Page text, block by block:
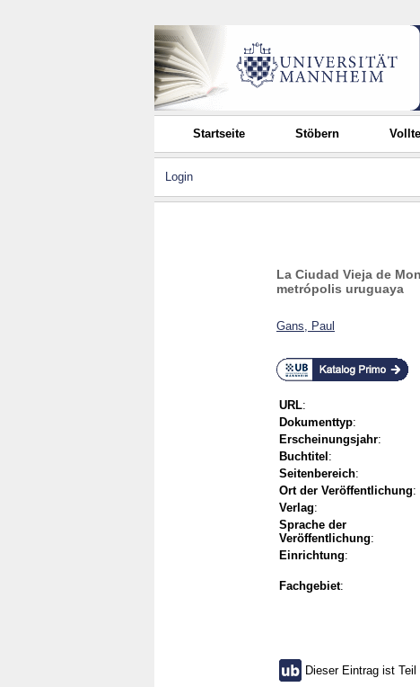
Startseite Stöbern
Login
La Ciudad Vieja de
metrópolis uruguaya
Gans, Paul
URL:
Dokumenttyp:
Erscheinungsjahr:
Buchtitel :
Seitenbereich:
Ort der Veröffentlichung:
Verlag:
Sprache der
Veröffentlichung:
Einrichtung:
Fachgebiet:
Dieser Eintrag ist